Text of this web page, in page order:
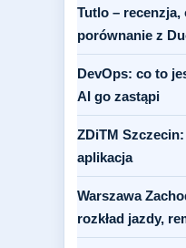
Tutlo – recenzja,
porównanie z
DevOps: co to
AI go zastąpi
ZDiTM
aplikacja
Warszawa
rozkład jazdy,